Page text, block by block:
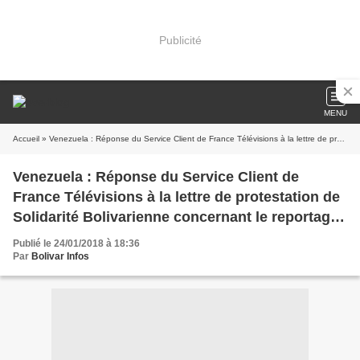
Publicité
MENU
Accueil » Venezuela : Réponse du Service Client de France Télévisions à la lettre de protestation de Solidarité Bolivarienne concernant le reportage "Venezuela, naissance d'une dictature?" du 11 janvier 2018
Venezuela : Réponse du Service Client de
France Télévisions à la lettre de protestation de
Solidarité Bolivarienne concernant le reportage
"Venezuela, naissance d'une dictature?" du 11
janvier 2018
Publié le 24/01/2018 à 18:36
Par Bolivar Infos